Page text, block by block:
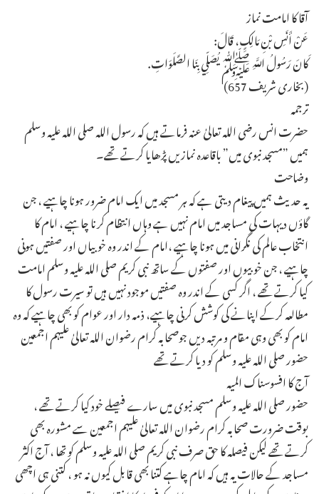
آقا کا امامت نماز
عَنْ أَنَسِ بْنِ مَالِكٍ، قَالَ:
كَانَ رَسُولُ اللَّهِ ﷺ يُصَلِّي بِنَا الصَّلَوَاتِ.
(بخاری شریف 657)
ترجمہ
حضرت انس رضی اللہ تعالیٰ عنہ فرماتے ہیں کہ رسول اللہ صلی اللہ علیہ وسلم
ہمیں ”مسجد نبوی میں” باقاعدہ نمازیں پڑھایا کرتے تھے۔
وضاحت
یہ حدیث ہمیں پیغام دیتی ہے کہ ہر مسجد میں ایک امام ضرور ہونا چاہیے ، جن
گاؤں دیہات کی مساجد میں امام نہیں ہے وہاں انتظام کرنا چاہیے ، امام کا
انتخاب عالم کی نگرانی میں ہونا چاہیے ،امام کے اندر وہ خوبیاں اور صفتیں ہونی
چاہیے ، جن خوبیوں اور صفتوں کے ساتھ نبی کریم صلی اللہ علیہ وسلم امامت
کیا کرتے تھے ، اگر کسی کے اندر وہ صفتیں موجود نہیں ہیں تو سیرت رسول کا
مطالعہ کرکے اپنانے کی کوشش کرنی چاہیے، ذمہ دار اور عوام کو بھی چاہیے کہ وہ
امام کو بھی وہی مقام و مرتبہ دیں جوصحابہ کرام رضوان اللہ تعالیٰ علیہم اجمعین
حضور صلی اللہ علیہ وسلم کو دیا کرتے تھے ـ
آج کا افسوسناک المیہ
حضور صلی اللہ علیہ وسلم مسجد نبوی میں سارے فیصلے خود کیا کرتے تھے ،
بوقت ضرورت صحابہ کرام رضوان اللہ تعالیٰ علیہم اجمعین سے مشورہ بھی
کرتے تھے لیکن فیصلہ کا حق صرف نبی کریم صلی اللہ علیہ وسلم کو تھا ، آج اکثر
مساجد کے حالات یہ ہیں کہ امام چاہے کتنا بھی قابل کیوں نہ ہو ، کتنی ہی اچھی